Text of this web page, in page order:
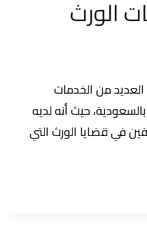
الورث
من الخدمات
حيث أنه لديه
في قضايا الورث التي